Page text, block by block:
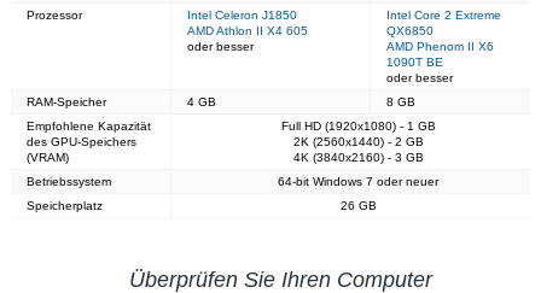
Prozessor
Intel Celeron J1850
AMD Athlon II X4 605
oder besser
Intel Core 2 Extreme
QX6850
AMD Phenom II X6
1090T BE
oder besser
RAM-Speicher
4 GB
8 GB
Empfohlene Kapazität
des GPU-Speichers
(VRAM)
Full HD (1920x1080) - 1 GB
2K (2560x1440) - 2 GB
4K (3840x2160) - 3 GB
Betriebssystem
64-bit Windows 7 oder neuer
Speicherplatz
26 GB
Überprüfen Sie Ihren Computer